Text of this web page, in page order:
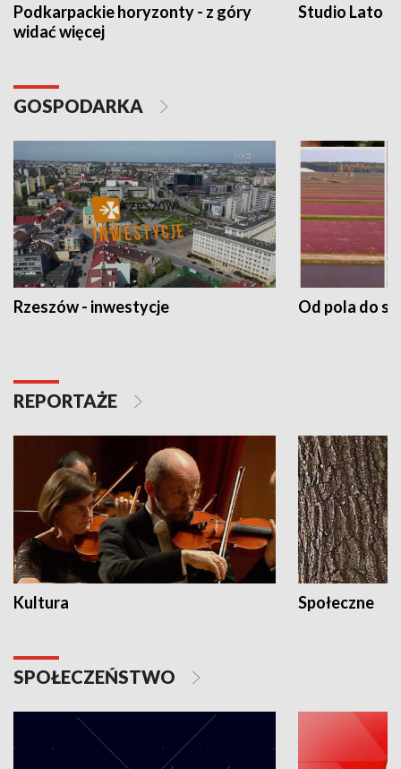
Podkarpackie horyzonty - z góry
widać więcej
Studio Lato
GOSPODARKA
Rzeszów - inwestycje Od pola do
REPORTAŻE
Kultura Społeczne
SPOŁECZEŃSTWO